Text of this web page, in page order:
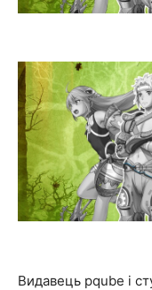
Видавець pqube і